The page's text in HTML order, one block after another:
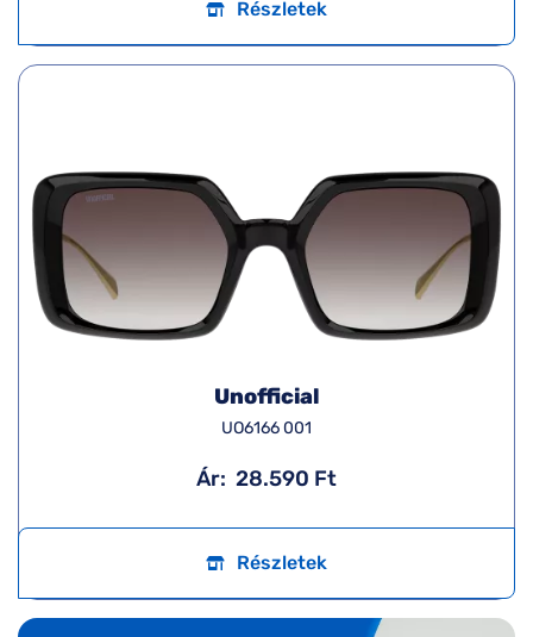
Részletek
Unofficial
UO6166 001
Ár: 28.590 Ft
Részletek